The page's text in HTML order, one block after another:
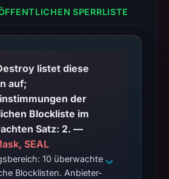
SPERRLISTE
listet diese
auf;
der
Blockliste im
überwachten Satz: 2. —
SEAL
10 überwachte
Blocklisten. Anbieter-